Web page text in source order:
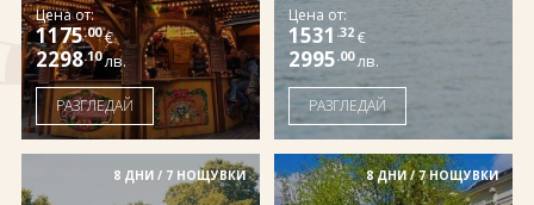
Цена от:
1175.00 €
2298.10 лв.
РАЗГЛЕДАЙ
Цена от:
1531 .32 €
2995.00 лв.
РАЗГЛЕДАЙ
8 ДНИ / 7 НОЩУВКИ 8 ДНИ / 7 НОЩУВКИ